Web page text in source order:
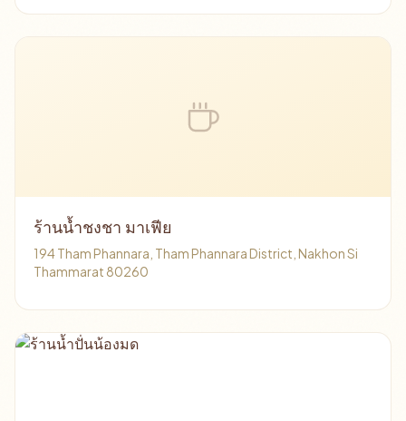
ร้านน้ำชงชา มาเฟีย
194 Tham Phannara, Tham Phannara District, Nakhon Si
Thammarat 80260